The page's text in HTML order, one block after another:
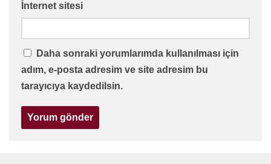
İnternet sitesi
Daha sonraki yorumlarımda kullanılması için
adım, e-posta adresim ve site adresim bu
tarayıcıya kaydedilsin.